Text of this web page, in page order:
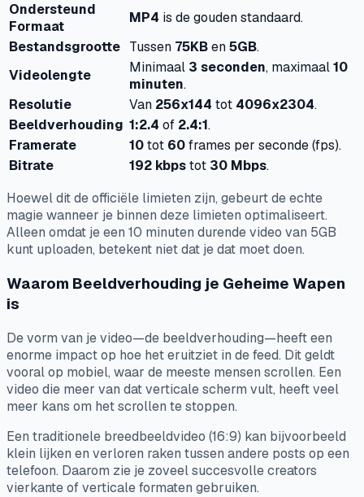
Ondersteund
Formaat
MP4 is de gouden standaard.
Bestandsgrootte Tussen 75KBen5GB.
Videolengte
Minimaal 3 seconden, maximaal10
minuten.
Resolutie
Van 256x144 tot 4096x2304.
Beeldverhouding 1:2.4 of 2.4:1.
Framerate
10tot 60frames per seconde (fps).
Bitrate
192 kbpstot 30 Mbps.
Hoewel dit de officiële limieten zijn, gebeurt de echte
magie wanneer je binnen deze limieten optimaliseert.
Alleen omdat je een 10 minuten durende video van 5GB
kunt uploaden, betekent niet dat je dat moetdoen.
Waarom Beeldverhouding je Geheime Wapen
is
De vorm van je video—de beeldverhouding—heeft een
enorme impact op hoe het eruitziet in de feed. Dit geldt
vooral op mobiel, waar de meeste mensen scrollen. Een
video die meer van dat verticale scherm vult, heeft veel
meer kans om het scrollen te stoppen.
Een traditionele breedbeeldvideo (16:9) kan bijvoorbeeld
klein lijken en verloren raken tussen andere posts op een
telefoon. Daarom zie je zoveel succesvolle creators
vierkante of verticale formaten gebruiken.